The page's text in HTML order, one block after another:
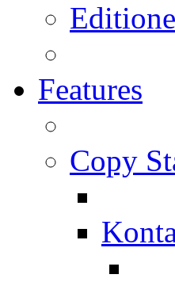
Features
Copy